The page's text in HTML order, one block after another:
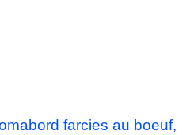
farcies au boeuf,